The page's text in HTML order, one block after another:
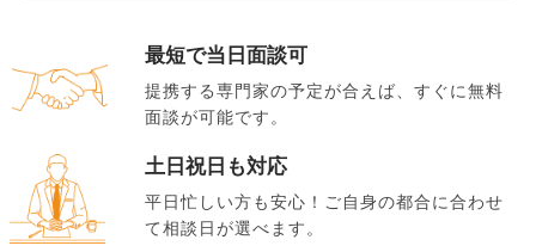
最短で当日面談可
提携する専門家の予定が合えば、すぐに無料
面談が可能です。
土日祝日も対応
平日忙しい方も安心！ご自身の都合に合わせ
て相談日が選べます。